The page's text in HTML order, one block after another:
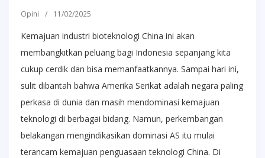
Opini / 11/02/2025
Kemajuan industri bioteknologi China ini akan
membangkitkan peluang bagi Indonesia sepanjang kita
cukup cerdik dan bisa memanfaatkannya. Sampai hari ini,
sulit dibantah bahwa Amerika Serikat adalah negara paling
perkasa di dunia dan masih mendominasi kemajuan
teknologi di berbagai bidang. Namun, perkembangan
belakangan mengindikasikan dominasi AS itu mulai
terancam kemajuan penguasaan teknologi China. Di